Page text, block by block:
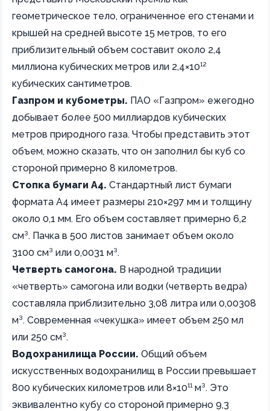
геометрическое тело, ограниченное его стенами и
крышей на средней высоте 15 метров, то его
приблизительный объем составит около 2,4
миллиона кубических метров или 2,4×10¹²
кубических сантиметров.
Газпром и кубометры. ПАО «Газпром» ежегодно
добывает более 500 миллиардов кубических
метров природного газа. Чтобы представить этот
объем, можно сказать, что он заполнил бы куб со
стороной примерно 8 километров.
Стопка бумаги А4. Стандартный лист бумаги
формата А4 имеет размеры 210×297 мм и толщину
около 0,1 мм. Его объем составляет примерно 6,2
см³. Пачка в 500 листов занимает объем около
3100 см³ или 0,0031 м³.
Четверть самогона. В народной традиции
«четверть» самогона или водки (четверть ведра)
составляла приблизительно 3,08 литра или 0,00308
м³. Современная «чекушка» имеет объем 250 мл
или 250 см³.
Водохранилища России. Общий объем
искусственных водохранилищ в России превышает
800 кубических километров или 8×10¹¹ м³. Это
эквивалентно кубу со стороной примерно 9,3